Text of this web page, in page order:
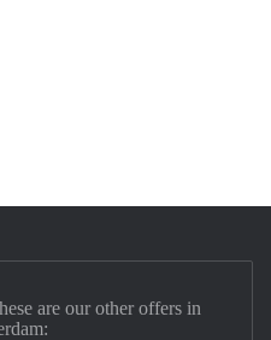
are our other offers in